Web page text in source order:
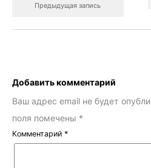
Предыдущая запись
Добавить комментарий
Ваш адрес email не будет
поля помечены *
Комментарий *